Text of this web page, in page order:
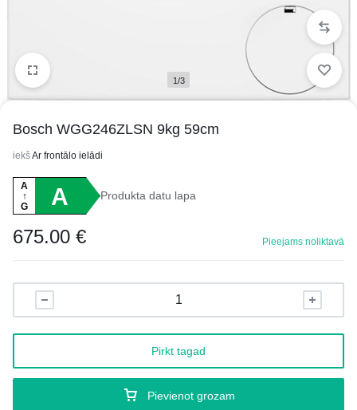
1/3
Bosch WGG246ZLSN 9kg 59cm
iekšAr frontālo ielādi
A
↑
G
A Produkta datu lapa
675.00 € Pieejams noliktavā
Pievienot grozam
Pirkt tagad